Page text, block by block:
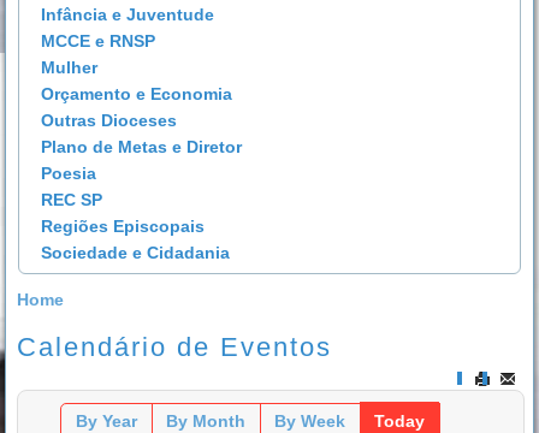
Infância e Juventude
MCCE e RNSP
Mulher
Orçamento e Economia
Outras Dioceses
Plano de Metas e Diretor
Poesia
REC SP
Regiões Episcopais
Sociedade e Cidadania
Home
Calendário de Eventos
By Year By Month By Week
Today